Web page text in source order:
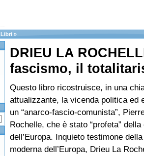
Libri »
DRIEU LA
fascismo, il
Questo libro ricostruisce, in una
attualizzante, la vicenda politica ed
un “anarco-fascio-comunista”,
Rochelle, che è stato “profeta”
dell’Europa. Inquieto testimone
moderna dell’Europa, Drieu La